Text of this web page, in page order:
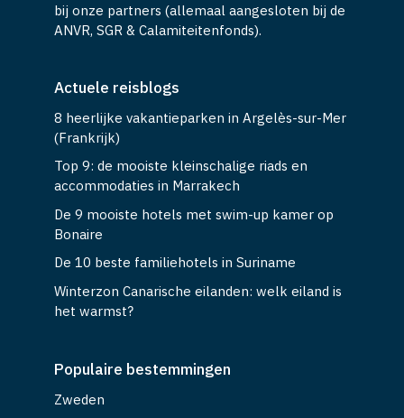
bij onze partners (allemaal aangesloten bij de
ANVR, SGR & Calamiteitenfonds).
Actuele reisblogs
8 heerlijke vakantieparken in Argelès-sur-Mer
(Frankrijk)
Top 9: de mooiste kleinschalige riads en
accommodaties in Marrakech
De 9 mooiste hotels met swim-up kamer op
Bonaire
De 10 beste familiehotels in Suriname
Winterzon Canarische eilanden: welk eiland is
het warmst?
Populaire bestemmingen
Zweden